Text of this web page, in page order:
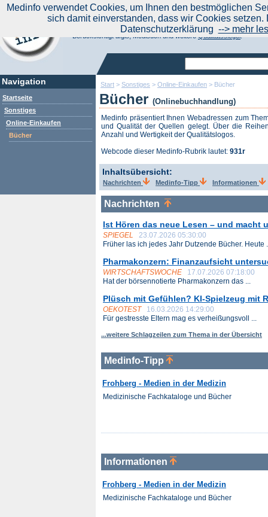
Start > Sonstiges > Online-Einkaufen > Bücher
Bücher (Onlinebuchhandlung)
Medinfo präsentiert Ihnen Webadressen zum
und Qualität der Quellen gelegt. Über die
Anzahl und Wertigkeit der Qualitätslogos.
Webcode dieser Medinfo-Rubrik lautet: 931r
Inhaltsübersicht:
Nachrichten Medinfo-Tipp Informationen
Nachrichten
Ist Hören das neue Lesen – und macht
SPIEGEL
23.07.2026 05:30:00
Früher las ich jedes Jahr Dutzende Bücher. Heute
Pharmakonzern: Finanzaufsicht
WIRTSCHAFTSWOCHE
17.07.2026 07:18:00
Hat der börsennotierte Pharmakonzern das ...
Plüsch mit Gefühlen? KI-Spielzeug mit
OEKOTEST
16.03.2026 14:29:00
Für gestresste Eltern mag es verheißungsvoll ...
...weitere Schlagzeilen zum Thema in der Übersicht
Medinfo-Tipp
Frohberg - Medien in der Medizin
Medizinische Fachkataloge und Bücher
Informationen
Frohberg - Medien in der Medizin
Medizinische Fachkataloge und Bücher
Navigation
Startseite
Sonstiges
Online-Einkaufen
Bücher
Aktuelle Nachrichten|
Suchen Sie noch oder Finden Sie schon?
Medinfo.de - Meta-Portal für Gesundheitsthemen
Berücksichtigt afgis, Medisuch und weitereQualitätssiegel.
Medinfo verwendet Cookies, um Ihnen den bestmöglichen
sich damit einverstanden, dass wir Cookies
Datenschutzerklärung --> mehr